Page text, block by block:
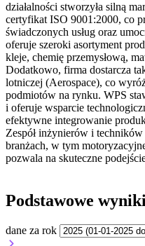
działalności stworzyła silną
certyfikat ISO 9001:2000, co
świadczonych usług oraz
oferuje szeroki asortyment
kleje, chemię przemysłową,
Dodatkowo, firma dostarcza
lotniczej (Aerospace), co
podmiotów na rynku. WPS
i oferuje wsparcie
efektywne integrowanie
Zespół inżynierów i
branżach, w tym
pozwala na skuteczne
Podstawowe
dane za rok